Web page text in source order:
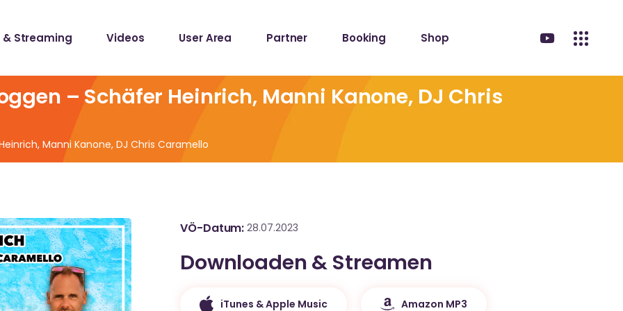
& Streaming Videos User Area Partner Booking Shop
– Schäfer Heinrich, Manni Kanone, DJ Chris
Manni Kanone, DJ Chris Caramello
VÖ-Datum 28.07.2023
Downloaden & Streamen
iTunes & Apple Music Amazon MP3